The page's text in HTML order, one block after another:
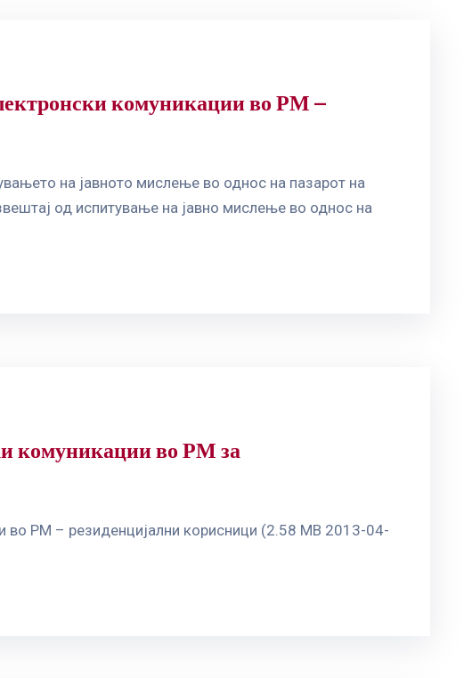
комуникации во РМ –
на јавното мислење во однос на пазарот на
од испитување на јавно мислење во однос на
комуникации во РМ за
во РМ – резиденцијални корисници (2.58 MB 2013-04-